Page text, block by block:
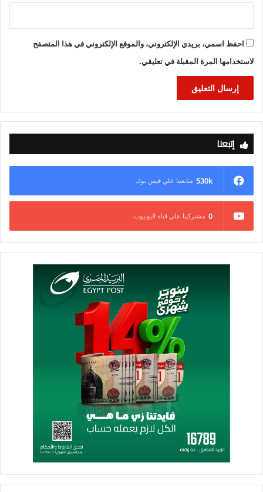
احفظ اسمي، بريدي الإلكتروني، والموقع الإلكتروني في هذا المتصفح
لاستخدامها المرة المقبلة في تعليقي.
إتبعنا
530k متابعينا علي فيس بوك
0 مشتركينا علي قناة اليوتيوب